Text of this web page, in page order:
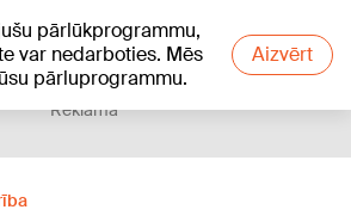
pārlūkprogrammu,
var nedarboties. Mēs
pārluprogrammu.
Aizvērt
Reklāma